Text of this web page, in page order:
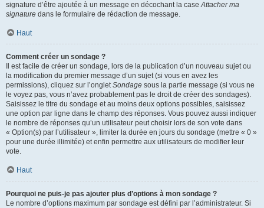
signature d’être ajoutée à un message en décochant la caseAttacher ma
signature dans le formulaire de rédaction de message.
Haut
Comment créer un sondage ?
Il est facile de créer un sondage, lors de la publication d’un nouveau sujet ou
la modification du premier message d’un sujet (si vous en avez les
permissions), cliquez sur l’ongletSondage sous la partie message (si vous ne
le voyez pas, vous n’avez probablement pas le droit de créer des sondages).
Saisissez le titre du sondage et au moins deux options possibles, saisissez
une option par ligne dans le champ des réponses. Vous pouvez aussi indiquer
le nombre de réponses qu’un utilisateur peut choisir lors de son vote dans
« Option(s) par l’utilisateur », limiter la durée en jours du sondage (mettre « 0 »
pour une durée illimitée) et enfin permettre aux utilisateurs de modifier leur
vote.
Haut
Pourquoi ne puis-je pas ajouter plus d’options à mon sondage ?
Le nombre d’options maximum par sondage est défini par l’administrateur. Si